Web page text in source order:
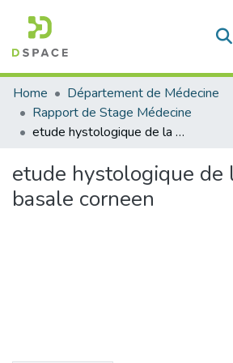
Communities & Collections
All of DSpace
Statistics
Home
Département de Médecine
Rapport de Stage Médecine
etude hystologique de la menbrane basale corneen
etude hystologique de
basale corneen